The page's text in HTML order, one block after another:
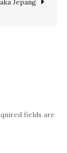
Jepang
fields are